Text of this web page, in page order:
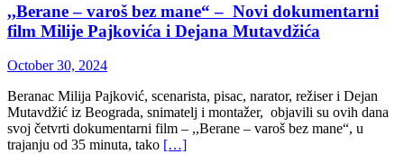
,,Berane – varoš bez mane“ – Novi dokumentarni
film Milije Pajkovića i Dejana Mutavdžića
October 30, 2024
Beranac Milija Pajković, scenarista, pisac, narator, režiser i Dejan
Mutavdžić iz Beograda, snimatelj i montažer, objavili su ovih dana
svoj četvrti dokumentarni film – ,,Berane – varoš bez mane“, u
trajanju od 35 minuta, tako […]